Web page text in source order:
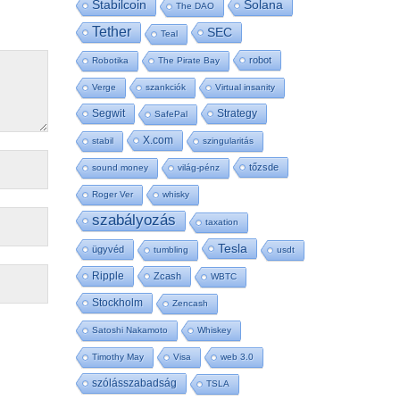
Stabilcoin The DAO Solana
Tether Teal SEC
Robotika The Pirate Bay robot
Verge szankciók Virtual insanity
Segwit SafePal Strategy
stabil X.com szingularitás
sound money világ-pénz tőzsde
Roger Ver whisky
szabályozás taxation
ügyvéd tumbling Tesla usdt
Ripple Zcash WBTC
Stockholm Zencash
Satoshi Nakamoto Whiskey
Timothy May Visa web 3.0
szólásszabadság TSLA